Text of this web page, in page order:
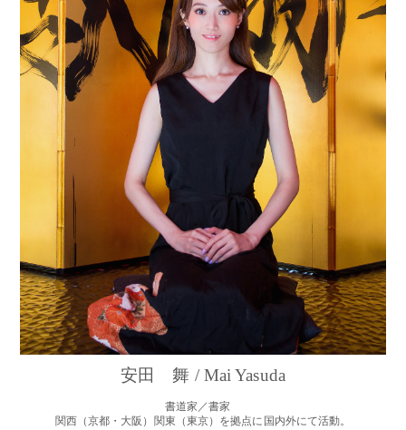
安田 舞 / Mai Yasuda
書道家／書家
関西（京都・大阪）関東（東京）を拠点に国内外にて活動。